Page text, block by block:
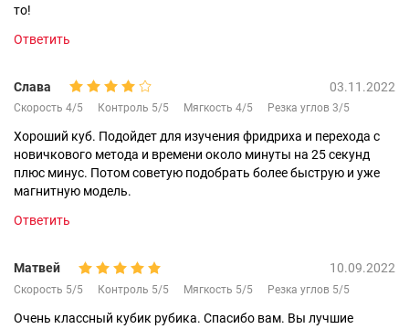
то!
Ответить
Слава 03.11.2022
Скорость 4/5 Контроль 5/5 Мягкость 4/5 Резка углов 3/5
Хороший куб. Подойдет для изучения фридриха и перехода с
новичкового метода и времени около минуты на 25 секунд
плюс минус. Потом советую подобрать более быструю и уже
магнитную модель.
Ответить
Матвей 10.09.2022
Скорость 5/5 Контроль 5/5 Мягкость 5/5 Резка углов 5/5
Очень классный кубик рубика. Спасибо вам. Вы лучшие